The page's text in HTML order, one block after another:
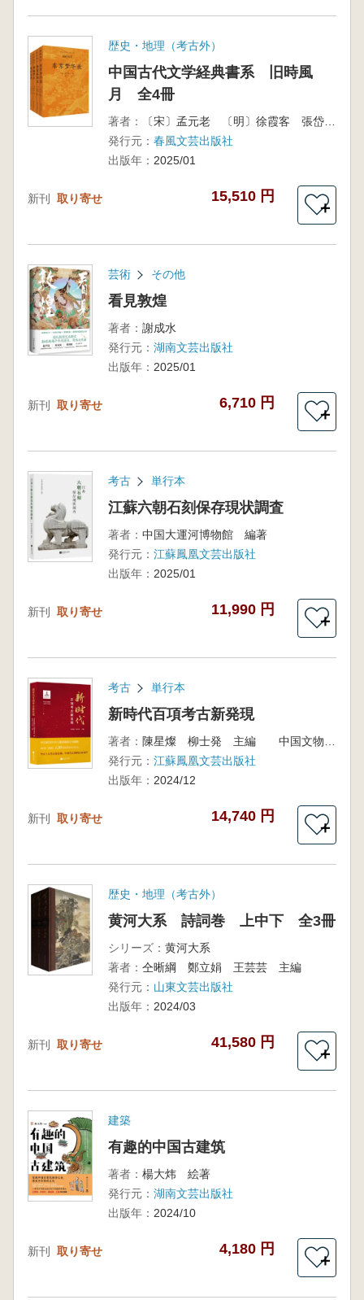
歴史・地理（考古外）
中国古代文学経典書系 旧時風
月 全4冊
著者：
〔宋〕孟元老 〔明〕徐霞客 張岱 〔清〕袁枚
発行元： 春風文芸出版社
出版年： 2025/01
新刊 取り寄せ 15,510 円
＋
芸術 その他
看見敦煌
著者： 謝成水
発行元： 湖南文芸出版社
出版年： 2025/01
新刊 取り寄せ 6,710 円
＋
考古 単行本
江蘇六朝石刻保存現状調査
著者： 中国大運河博物館 編著
発行元： 江蘇鳳凰文芸出版社
出版年： 2025/01
新刊 取り寄せ 11,990 円
＋
考古 単行本
新時代百項考古新発現
著者：
発行元： 江蘇鳳凰文芸出版社
出版年： 2024/12
新刊 取り寄せ 14,740 円
＋
歴史・地理（考古外）
黄河大系 詩詞巻 上中下 全3冊
シリーズ： 黄河大系
著者： 仝晰綱 鄭立娟 王芸芸 主編
発行元： 山東文芸出版社
出版年： 2024/03
新刊 取り寄せ 41,580 円
＋
建築
有趣的中国古建筑
著者： 楊大炜 絵著
発行元： 湖南文芸出版社
出版年： 2024/10
新刊 取り寄せ 4,180 円
＋